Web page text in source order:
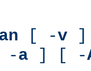
[ -v ]
-a ] [ -